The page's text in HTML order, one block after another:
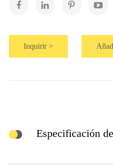
Inquirir >
Especificación